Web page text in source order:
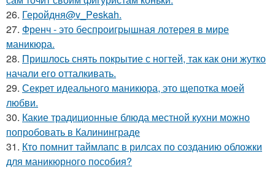
26. Геройдня@v_Peskah.
27. Френч - это беспроигрышная лотерея в мире
маникюра.
28. Пришлось снять покрытие с ногтей, так как они жутко
начали его отталкивать.
29. Секрет идеального маникюра, это щепотка моей
любви.
30. Какие традиционные блюда местной кухни можно
попробовать в Калининграде
31. Кто помнит таймлапс в рилсах по созданию обложки
для маникюрного пособия?